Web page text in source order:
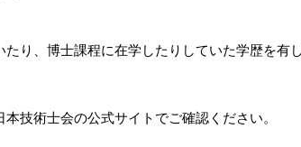
り、博士課程に在学したりしていた学歴を有
技術士会の公式サイトでご確認ください。